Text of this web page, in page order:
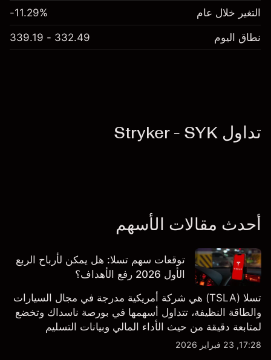
التغير خلال عام -11.29%
نطاق اليوم 332.49 - 339.19
تداول Stryker - SYK
أحدث مقالات الأسهم
توقعات سهم تسلا: هل يمكن لأرباح الربع
الأول 2026 رفع الأهداف؟
تسلا (TSLA) هي شركة أمريكية مدرجة في مجال السيارات
والطاقة النظيفة، تتداول أسهمها في بورصة ناسداك وتخضع
لمتابعة دقيقة من حيث الأداء المالي وبيانات التسليم
والتطورات في التكنولوجيا والتصنيع. استكشف أهداف أسعار
17:28, 23 فبراير 2026